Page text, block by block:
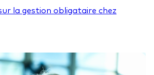
la gestion obligataire chez